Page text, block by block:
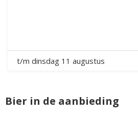
t/m dinsdag 11 augustus
Bier in de aanbieding